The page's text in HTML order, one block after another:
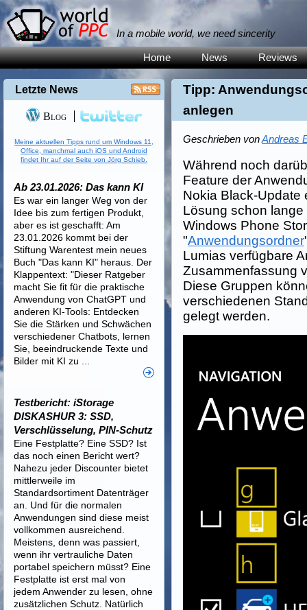
In a mobile world, we need sincerity
Home News Reviews
Tipp:
anlegen
Geschrieben vonAndreas
Während noch
Feature der
Nokia Black-Update
Lösung schon
Windows Phone
"Anwendungsordner
Lumias verfügbare
Zusammenfassung
Diese Gruppen
verschiedenen
gelegt werden.
Letzte News
Blog
Meine aktuellen Tipps rund um Windows 11,
Office, manchmal auch iOS und Android
findet Ihr auf der Seite von Jörg Schieb.
Ab 23.01.2026: Das kann KI
Es war ein langer Weg von der
Idee bis zum fertigen Produkt,
aber es ist geschafft: Am
23.01.2026 kommt bei der
Stiftung Warentest mein neues
Buch "Das kann KI" heraus. Der
Klappentext: "Dieser Ratgeber
macht Sie fit für die praktische
Anwendung von ChatGPT und
anderen KI-Tools: Entdecken
Sie die Stärken und Schwächen
verschiedener Chatbots, lernen
Sie, beeindruckende Texte und
Bilder mit KI zu ...
Testbericht: iStorage
DISKASHUR 3: SSD,
Verschlüsselung, PIN-Schutz
Eine Festplatte? Eine SSD? Ist
das noch einen Bericht wert?
Nahezu jeder Discounter bietet
mittlerweile im
Standardsortiment Datenträger
an. Und für die normalen
Anwendungen sind diese meist
vollkommen ausreichend.
Meistens, denn was passiert,
wenn ihr vertrauliche Daten
portabel speichern müsst? Eine
Festplatte ist erst mal von
jedem Anwender zu lesen, ohne
zusätzlichen Schutz. Natürlich